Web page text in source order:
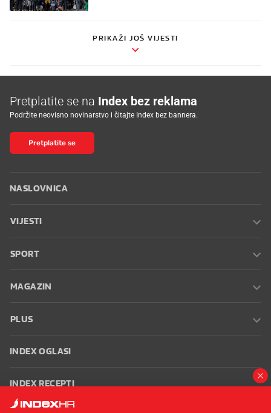
PRIKAŽI JOŠ VIJESTI
Pretplatite se na Index bez reklama
Podržite neovisno novinarstvo i čitajte Index bez bannera.
Pretplatite se
NASLOVNICA
VIJESTI
SPORT
MAGAZIN
PLUS
INDEX OGLASI
INDEX RECEPTI